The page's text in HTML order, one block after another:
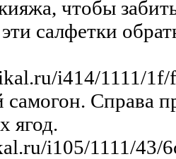
чтобы
салфетки
i414/1111/1f/
Справа
ягод.
i105/1111/43/